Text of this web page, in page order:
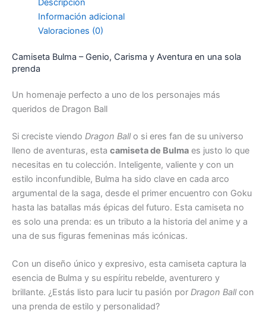
Descripción
Información adicional
Valoraciones (0)
Camiseta Bulma – Genio, Carisma y Aventura en una sola
prenda
Un homenaje perfecto a uno de los personajes más
queridos de Dragon Ball
Si creciste viendo Dragon Ballo si eres fan de su universo
lleno de aventuras, esta camiseta de Bulma es justo lo que
necesitas en tu colección. Inteligente, valiente y con un
estilo inconfundible, Bulma ha sido clave en cada arco
argumental de la saga, desde el primer encuentro con Goku
hasta las batallas más épicas del futuro. Esta camiseta no
es solo una prenda: es un tributo a la historia del anime y a
una de sus figuras femeninas más icónicas.
Con un diseño único y expresivo, esta camiseta captura la
esencia de Bulma y su espíritu rebelde, aventurero y
brillante. ¿Estás listo para lucir tu pasión por Dragon Ballcon
una prenda de estilo y personalidad?